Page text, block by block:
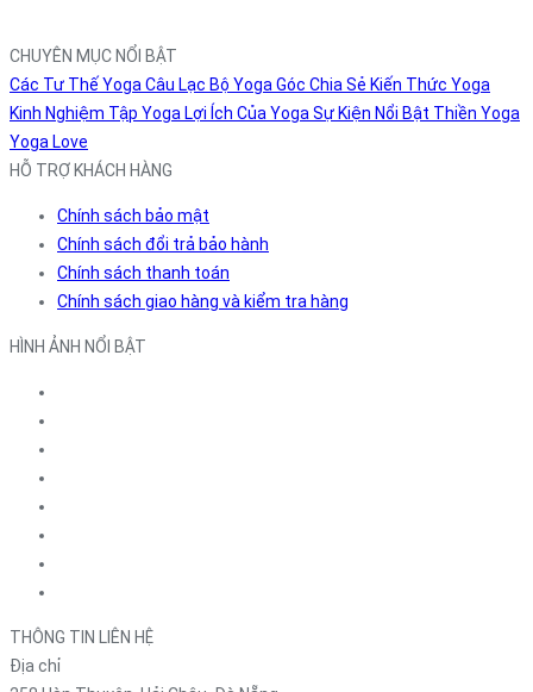
CHUYÊN MỤC NỔI BẬT
Các Tư Thế Yoga Câu Lạc Bộ Yoga Góc Chia Sẻ Kiến Thức Yoga
Kinh Nghiệm Tập Yoga Lợi Ích Của Yoga Sự Kiện Nổi Bật Thiền Yoga
Yoga Love
HỖ TRỢ KHÁCH HÀNG
Chính sách bảo mật
Chính sách đổi trả bảo hành
Chính sách thanh toán
Chính sách giao hàng và kiểm tra hàng
HÌNH ẢNH NỔI BẬT
THÔNG TIN LIÊN HỆ
Địa chỉ